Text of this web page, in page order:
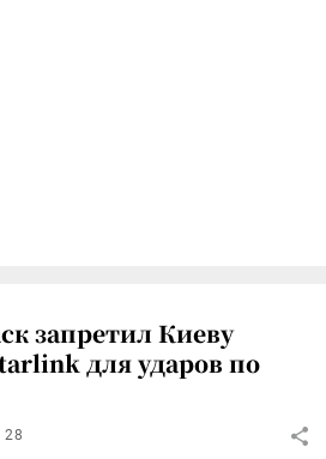
запретил Киеву
для ударов по
28